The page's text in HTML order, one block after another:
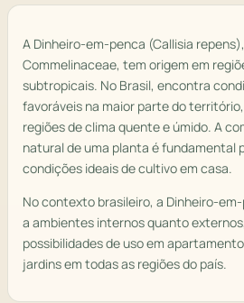
A Dinheiro-em-penca (Callisia
Commelinaceae, tem origem em
subtropicais. No Brasil, encontra
favoráveis na maior parte do
regiões de clima quente e úmido. A
natural de uma planta é fundamental
condições ideais de cultivo em casa.
No contexto brasileiro, a Dinheiro-
a ambientes internos quanto
possibilidades de uso em
jardins em todas as regiões do país.